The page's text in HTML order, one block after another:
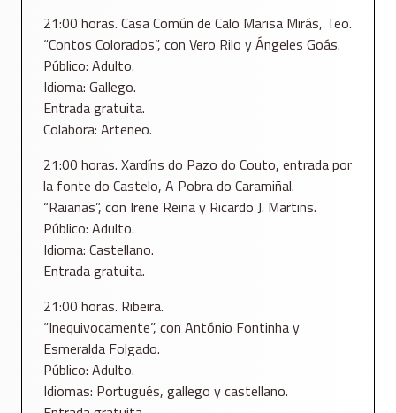
21:00 horas. Casa Común de Calo Marisa Mirás, Teo.
“Contos Colorados”, con Vero Rilo y Ángeles Goás.
Público: Adulto.
Idioma: Gallego.
Entrada gratuita.
Colabora: Arteneo.
21:00 horas. Xardíns do Pazo do Couto, entrada por
la fonte do Castelo, A Pobra do Caramiñal.
“Raianas”, con Irene Reina y Ricardo J. Martins.
Público: Adulto.
Idioma: Castellano.
Entrada gratuita.
21:00 horas. Ribeira.
“Inequivocamente”, con António Fontinha y
Esmeralda Folgado.
Público: Adulto.
Idiomas: Portugués, gallego y castellano.